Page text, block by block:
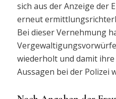
sich aus der Anzeige der
erneut
Bei dieser Vernehmung
wiederholt und damit
Aussagen bei der Polizei